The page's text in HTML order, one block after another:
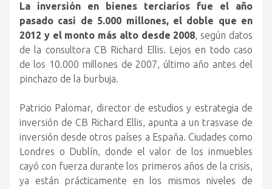
La inversión en bienes terciarios fue el año
pasado casi de 5.000 millones, el doble que en
2012 y el monto más alto desde 2008, según datos
de la consultora CB Richard Ellis. Lejos en todo caso
de los 10.000 millones de 2007, último año antes del
pinchazo de la burbuja.
Patricio Palomar, director de estudios y estrategia de
inversión de CB Richard Ellis, apunta a un trasvase de
inversión desde otros países a España. Ciudades como
Londres o Dublín, donde el valor de los inmuebles
cayó con fuerza durante los primeros años de la crisis,
ya están prácticamente en los mismos niveles de